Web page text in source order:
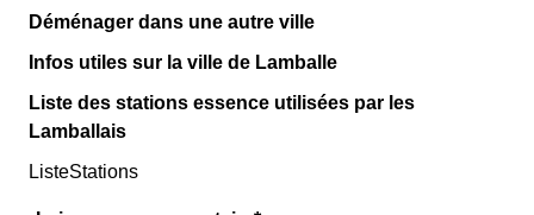
Déménager dans une autre ville
Infos utiles sur la ville de Lamballe
Liste des stations essence utilisées par les
Lamballais
ListeStations